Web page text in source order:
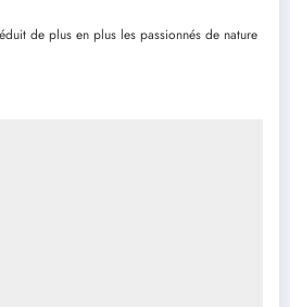
de plus en plus les passionnés de nature